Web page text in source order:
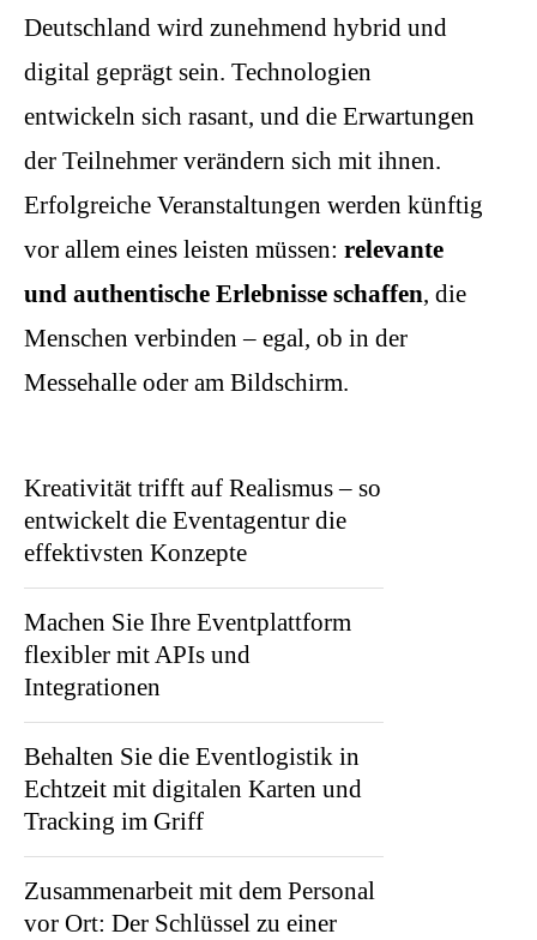
Deutschland wird zunehmend hybrid und
digital geprägt sein. Technologien
entwickeln sich rasant, und die Erwartungen
der Teilnehmer verändern sich mit ihnen.
Erfolgreiche Veranstaltungen werden künftig
vor allem eines leisten müssen: relevante
und authentische Erlebnisse schaffen, die
Menschen verbinden – egal, ob in der
Messehalle oder am Bildschirm.
Kreativität trifft auf Realismus – so
entwickelt die Eventagentur die
effektivsten Konzepte
Machen Sie Ihre Eventplattform
flexibler mit APIs und
Integrationen
Behalten Sie die Eventlogistik in
Echtzeit mit digitalen Karten und
Tracking im Griff
Zusammenarbeit mit dem Personal
vor Ort: Der Schlüssel zu einer